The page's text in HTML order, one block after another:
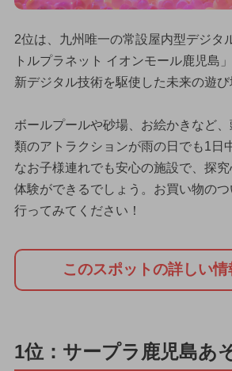
2位は、九州唯一の常設屋内型デジタ
トルプラネット イオンモール鹿児島
新デジタル技術を駆使した未来の遊び
ボールプールや砂場、お絵かきなど
類のアトラクションが雨の日でも1日
なお子様連れでも安心の施設で、探
体験ができるでしょう。お買い物の
行ってみてください！
このスポットの詳しい情
1位：サープラ鹿児島あ